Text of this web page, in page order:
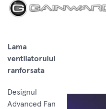
Lama
ventilatorului
ranforsata
Designul
Advanced Fan